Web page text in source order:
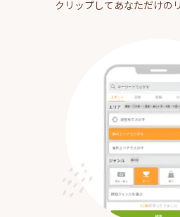
クリップしてあなただけの